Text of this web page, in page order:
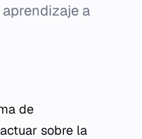
a
de
sobre la